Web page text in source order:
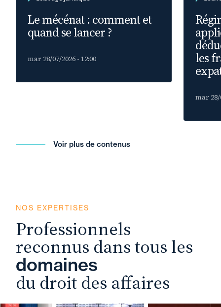
Le mécénat : comment et
quand se lancer ?
mar 28/07/2026 - 12:00 les
mar 28/
Voir plus de contenus
NOS EXPERTISES
Professionnels
reconnus dans tous les
domaines
du droit des affaires